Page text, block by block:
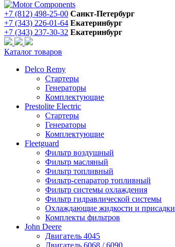
+7 (812) 498-25-00 Санкт-Петербург
+7 (343) 226-01-64 Екатеринбург
+7 (343) 237-30-32 Екатеринбург
Каталог товаров
Delco Remy
Стартеры
Генераторы
Комплектующие
Prestolite Electric
Стартеры
Генераторы
Комплектующие
Fleetguard
Фильтр воздушный
Фильтр масляный
Фильтр топливный
Фильтр-сепаратор топливный
Фильтр системы охлаждения
Фильтр гидравлической системы
Охлаждающие жидкости и присадки
Комплекты фильтров
John Deere
Двигатель 4045
Двигатель 6068 / 6090